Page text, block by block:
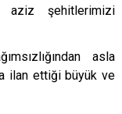
azizşehitlerimizi
asla
ilan ettiği büyük ve